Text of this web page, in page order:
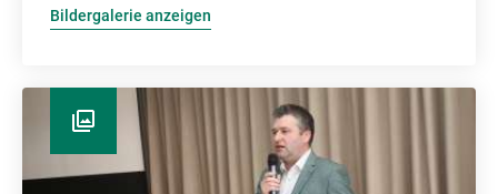
Bildergalerie anzeigen